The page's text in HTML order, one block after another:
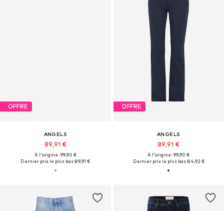
OFFRE
ANGELS
89,91 €
À l'origine : 99,90 €
Dernier prix le plus bas :89,91 €
OFFRE
ANGELS
89,91 €
À l'origine : 99,90 €
Dernier prix le plus bas :84,92 €